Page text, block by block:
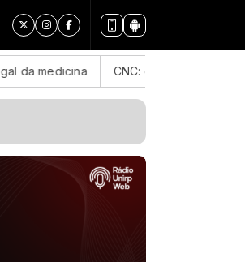
CNC: endividamento das famílias sobe